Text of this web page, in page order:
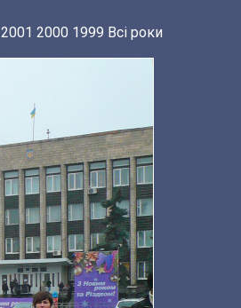
2001 2000 1999 Всі роки